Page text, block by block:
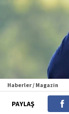
Haberler / Magazin
PAYLAŞ